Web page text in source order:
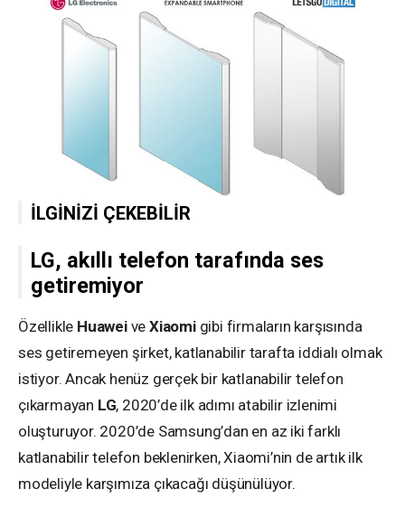
İLGİNİZİ ÇEKEBİLİR
LG, akıllı telefon tarafında ses
getiremiyor
Özellikle HuaweiveXiaomigibi firmaların karşısında
ses getiremeyen şirket, katlanabilir tarafta iddialı olmak
istiyor. Ancak henüz gerçek bir katlanabilir telefon
çıkarmayan LG, 2020’de ilk adımı atabilir izlenimi
oluşturuyor. 2020’de Samsung’dan en az iki farklı
katlanabilir telefon beklenirken, Xiaomi’nin de artık ilk
modeliyle karşımıza çıkacağı düşünülüyor.